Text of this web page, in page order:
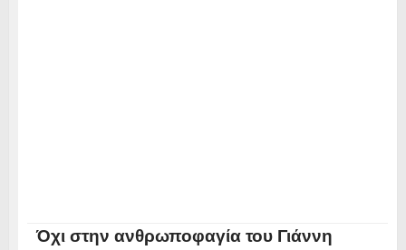
Όχι στην ανθρωποφαγία του Γιάννη